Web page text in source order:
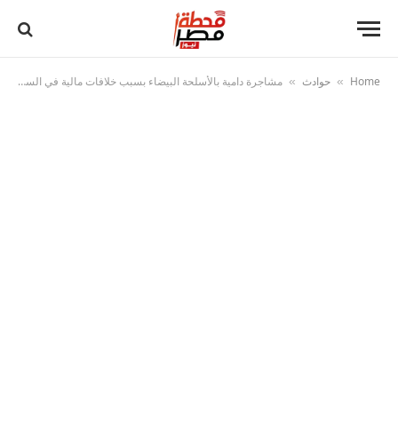
Home
» حوادث » مشاجرة دامية بالأسلحة البيضاء بسبب خلافات مالية في السلام بالقاهرة